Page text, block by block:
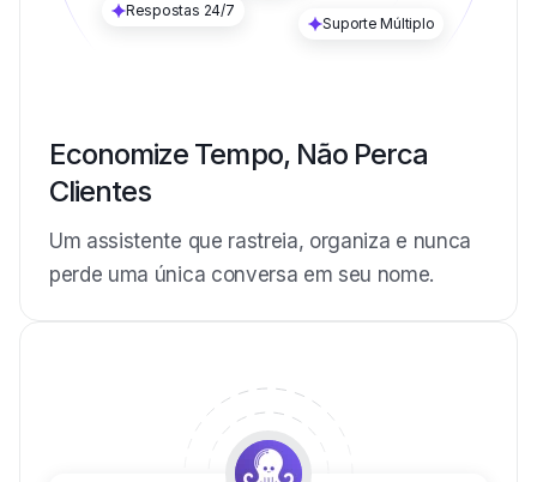
Respostas 24/7
Suporte Múltiplo
Economize Tempo, Não Perca
Clientes
Um assistente que rastreia, organiza e nunca
perde uma única conversa em seu nome.